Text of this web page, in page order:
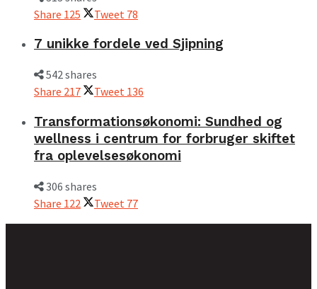
Share 125 Tweet 78
7 unikke fordele ved Sjipning
542 shares
Share 217 Tweet 136
Transformationsøkonomi: Sundhed og
wellness i centrum for forbruger skiftet
fra oplevelsesøkonomi
306 shares
Share 122 Tweet 77